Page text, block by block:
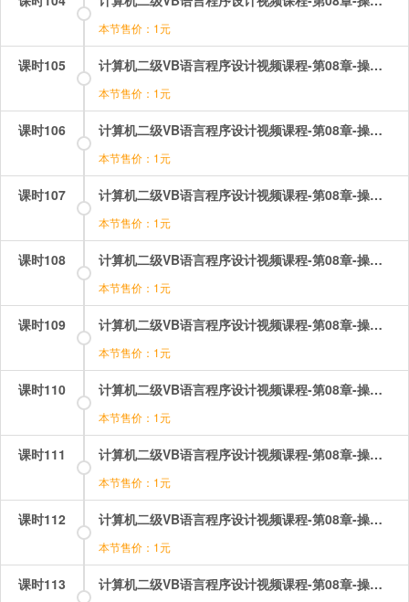
本节售价：1元
课时105 计算机二级VB语言程序设计视频课程-第08章-操作：控件数组及其基本操作.mp4
本节售价：1元
课时106 计算机二级VB语言程序设计视频课程-第08章-操作：控件数组的综合应用题.mp4
本节售价：1元
课时107 计算机二级VB语言程序设计视频课程-第08章-操作：数组的初始化三个函数.mp4
本节售价：1元
课时108 计算机二级VB语言程序设计视频课程-第08章-操作：数组的初始化排序.mp4
本节售价：1元
课时109 计算机二级VB语言程序设计视频课程-第08章-操作：数组的初始化数组的交换与合并.mp4
本节售价：1元
课时110 计算机二级VB语言程序设计视频课程-第08章-操作：数组的定义.mp4
本节售价：1元
课时111 计算机二级VB语言程序设计视频课程-第08章-操作：数组的清除和重新定义.mp4
本节售价：1元
课时112 计算机二级VB语言程序设计视频课程-第08章-操作：数组的综合应用1菲伯纳数列.mp4
本节售价：1元
课时113 计算机二级VB语言程序设计视频课程-第08章-操作：数组的综合应用2统计各分数段人数.mp4